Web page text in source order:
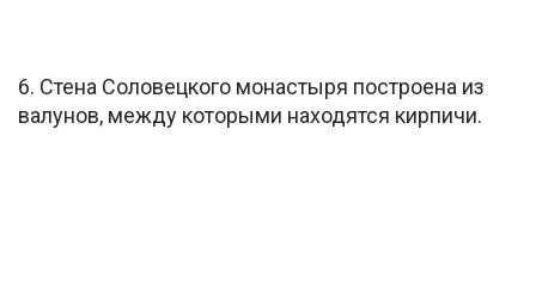
6. Стена Соловецкого монастыря построена из
валунов, между которыми находятся кирпичи.